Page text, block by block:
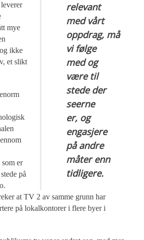
relevant
med vårt
oppdrag, må
vi følge
med og
være til
stede der
seerne
er, og
engasjere
på andre
måter enn
tidligere.
mye
ikke
et slikt
er
på
at TV 2 av samme grunn har
på lokalkontorer i flere byer i